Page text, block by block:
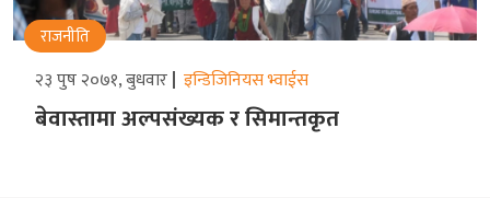
राजनीति
२३ पुष २०७१, बुधवार इन्डिजिनियस भ्वाईस
बेवास्तामा अल्पसंख्यक र सिमान्तकृत